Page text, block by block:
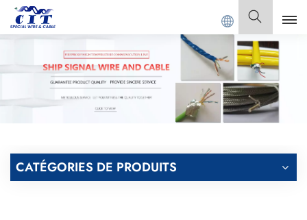
GUANGDONG CIT SPECIAL
Français
English
Français
Italiano
CATÉGORIES DE PRODUITS